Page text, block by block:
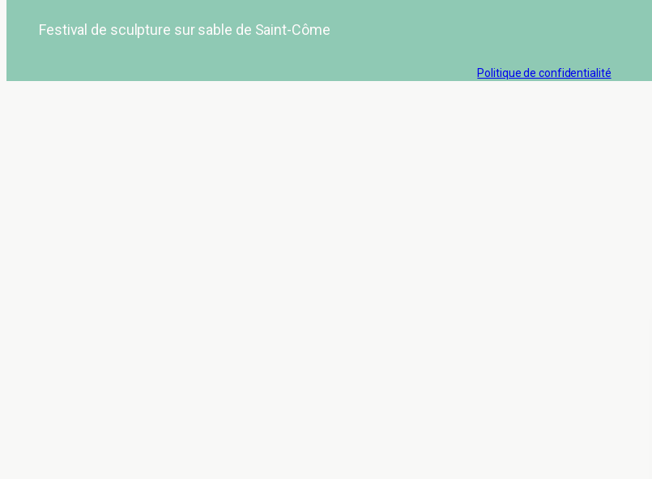
Festival de sculpture sur sable de Saint-Côme
Politique de confidentialité